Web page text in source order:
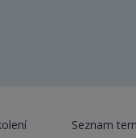
Seznam